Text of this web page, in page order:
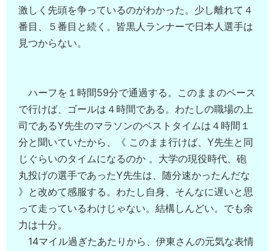
激しく先頭を争っているのがわかった。少し離れて４
番目、５番目と続く。皆黒人ランナーで日本人選手は
見つからない。
ハーフを１時間59分で通過する。このままのペース
で行けば、ゴールは４時間である。わたしの職場の上
司であるY先生のマラソンのベストタイムは４時間１
分と聞いていたから、《 このまま行けば、Y先生と同
じぐらいのタイムになるのか 。大学の現役時代、砲
丸投げの選手であったY先生は、随分速かったんだな
》と改めて感服する。わたし自身、そんなに遅いと思
って走っているわけじゃない。結構しんどい。でも余
力は十分。
14マイル過ぎたあたりから、伊東さんの元気な表情